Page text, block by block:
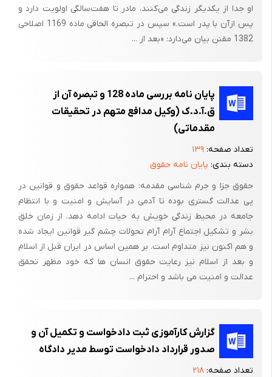
تصادفات‌ اصفهان‌ مقصر شناخته‌ می‌شود که‌ رأی‌ محکومیت‌ وی‌ نیز
طبق‌دادنامه‌ شماره‌ 769 صادره‌ از دادگاه‌ بخش‌ فین‌ صادر و قطعی‌
می‌گردد و خسارت‌ وارده‌به‌ محموله‌ اتومبیل‌ زیان‌ دیده‌ (تریلر) طبق‌
مبلغ‌000/664/10 ریال‌ تعیین‌ و در قبال‌ اخذ رسید به‌ زیاندیده‌
(بیمه‌گذار) پرداخت‌ گردیده‌باتوجه‌ به‌ اینکه‌ شرکت‌ بیمه‌ آسیا
(زیاندیده‌ از حادثه‌) قائم‌ مقام‌ جهت‌ بازیافت‌ خسارت‌پرداختی‌ از مقصر
قانون‌مسئولیت‌ مدنی‌ تقاضای‌ محکومیت‌ خوانده‌ را به‌ پرداخت‌ اصل‌
متعاقب‌ آن‌ پس‌ از ثبت‌ دادخواست‌ یک‌ نسخه‌ از دادخواست‌ و ضمائم‌
آن‌ برای‌ خوانده‌ارسال‌ و وقت‌ رسیدگی‌ تعیین‌ و نماینده‌ اداره‌ خواهان‌ در
جلسه‌ حاضر و خوانده‌ در جلسه‌حاضر شده‌ و لایحه‌ نیز ارائه‌ ننموده‌ و
به‌ دلیل‌ تغییر آدرس‌ خوانده‌ احضاریه‌ بلااقدام‌ باقی‌مانده‌، لذا
احضاریه‌ای‌ به‌ خواهان‌ جهت‌ رفع‌ نقص‌ و شناسائی‌ آدرس‌ خوانده‌ ارسال‌
وقت‌ مقرر دادگاه‌ مبادرت‌ به‌ تشکیل‌ جلسه‌ داده‌ خواهان‌ اظهارداشته‌
خواسته‌ اینجانب‌ به‌ شرح‌ دادخواست‌ تقدیمی‌ است‌ خوانده‌ نیز حضور
نداشته‌،سرانجام‌ دادگاه‌ ختم‌ رسیدگی‌ را اعلام‌ و بشرح‌ ذیل‌ مبادرت‌ به‌
او جدا از یکدیگر زندگی می‌کنند، مادر تا هفت‌سالگی اولویت دارد و
پس ازآن با پدر است.» سپس در تبصره الحاقی ماده 1169 اصلا‌حی
1382 مقنن بیان می‌دارد: «بعد از ...
پایان نامه بررسی ماده 128 و تبصره آن از
ق.آ.د.ک (وکیل مدافع متهم در تحقیقات
مقدماتی)
تعداد صفحه: ۱۳۹
دسته بندی: پایان نامه حقوق
حقوق جزا و جرم شناسی مقدمه: همواره قواعد حقوق و قوانین در
پی عدالت گستری بوده تا آدمی در آسایش و امنیت و با انتظام
جامعه در محیط زندگی خویش به حیات ادامه دهد. از زمان خلق
بشر و تشکیل اجتماع آرام آرام تحولات چشم گیر قوانین ایجاد شده
و هم اکنون نیز متداوم است. بر همین اساس در ایران قبل از اسلام
و بعد از اسلام نیز رعایت حقوق انسان ها که خود مظهر تحقق
عدالت و امنیت می باشد و احترام ...
گزارش کارآموزی ثبت دادخواست و تکمیل آن و
صدور قرارداد دادخواست توسط مدیر دادگاه
تعداد صفحه: ۲۱۸